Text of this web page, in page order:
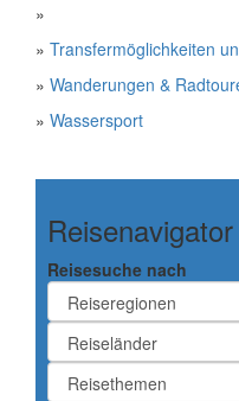
»
» Transfermöglichkeiten
» Wanderungen &
» Wassersport
Reisenavigator
Reisesuche nach